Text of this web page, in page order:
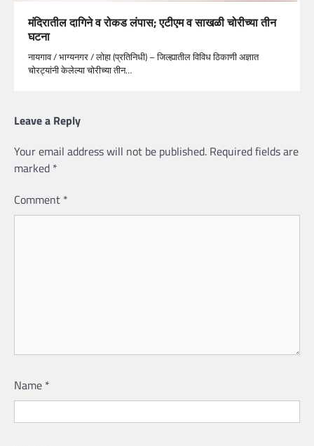
मंदिरातील दागिने व रोकड लंपास; एटीएम व साखळी चोरीच्या तीन
घटना
नायगाव / भाग्यनगर / लोहा (प्रतिनिधी) – जिल्ह्यातील विविध ठिकाणी अज्ञात
चोरट्यांनी केलेल्या चोरीच्या तीन…
Leave a Reply
Your email address will not be published. Required fields are
marked *
Comment *
Name *